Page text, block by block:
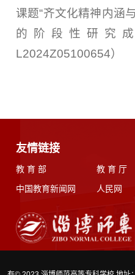
课题“齐文化精神内涵
的阶段性研究
L2024Z05100654）
友情链接
教 育 部 教 育 厅
中国教育新闻网
人民网